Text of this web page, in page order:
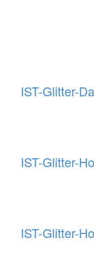
IST-Glitter-
IST-Glitter-
IST-Glitter-